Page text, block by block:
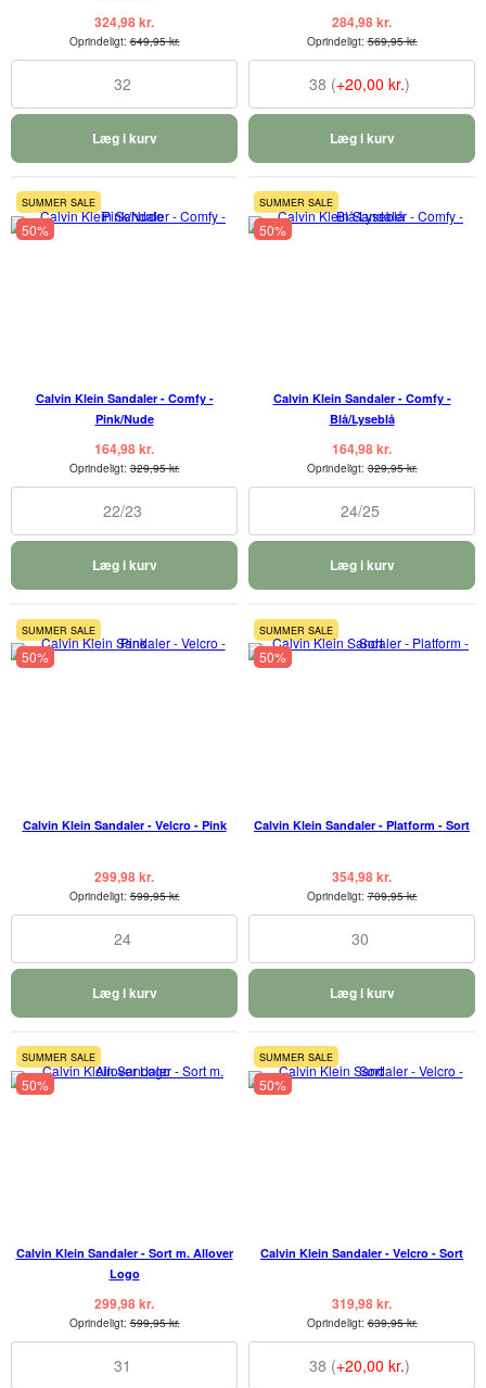
324,98 kr.
Oprindeligt:649,95 kr.
32
Læg i kurv
284,98 kr.
Oprindeligt:569,95 kr.
38 (+20,00 kr.)
Læg i kurv
SUMMER SALE
50%
Calvin Klein Sandaler - Comfy -
Pink/Nude
164,98 kr.
Oprindeligt:329,95 kr.
22/23
Læg i kurv
SUMMER SALE
50%
Calvin Klein Sandaler - Comfy -
Blå/Lyseblå
164,98 kr.
Oprindeligt:329,95 kr.
24/25
Læg i kurv
SUMMER SALE
50%
Calvin Klein Sandaler - Velcro - Pink
299,98 kr.
Oprindeligt:599,95 kr.
24
Læg i kurv
SUMMER SALE
50%
Calvin Klein Sandaler - Platform - Sort
354,98 kr.
Oprindeligt:709,95 kr.
30
Læg i kurv
SUMMER SALE
50%
Calvin Klein Sandaler - Sort m. Allover
Logo
299,98 kr.
Oprindeligt:599,95 kr.
31
SUMMER SALE
50%
Calvin Klein Sandaler - Velcro - Sort
319,98 kr.
Oprindeligt:639,95 kr.
38 (+20,00 kr.)